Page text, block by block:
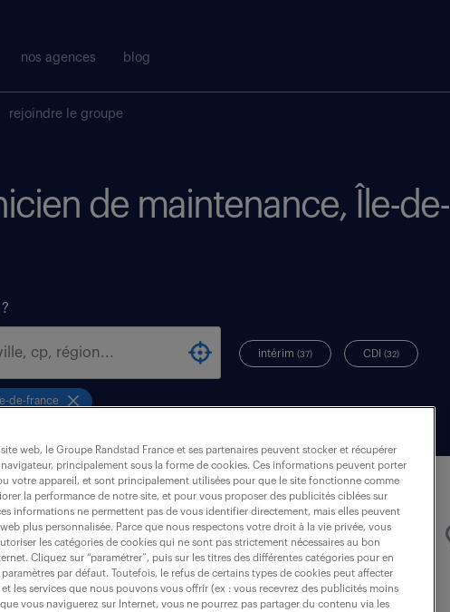
nos agences blog
rejoindre le groupe
de maintenance, Île-de-
de-france
intérim(37) CDI(32)
(f/h)
web, le Groupe Randstad France et ses partenaires peuvent stocker et récupérer
principalement sous la forme de cookies. Ces informations peuvent porter
votre appareil, et sont principalement utilisées pour que le site fonctionne comme
la performance de notre site, et pour vous proposer des publicités ciblées sur
informations ne permettent pas de vous identifier directement, mais elles peuvent
plus personnalisée. Parce que nous respectons votre droit à la vie privée, vous
les catégories de cookies qui ne sont pas strictement nécessaires au bon
Cliquez sur “paramétrer”, puis sur les titres des différentes catégories pour en
par défaut. Toutefois, le refus de certains types de cookies peut affecter
les services que nous pouvons vous offrir (ex : vous recevrez des publicités moins
vous naviguerez sur Internet, vous ne pourrez pas partager du contenu via les